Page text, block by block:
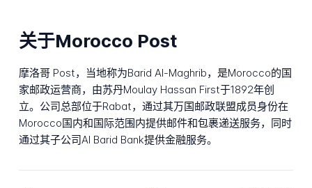
关于Morocco Post
摩洛哥 Post，当地称为Barid Al-Maghrib，是Morocco的国
家邮政运营商，由苏丹Moulay Hassan First于1892年创
立。公司总部位于Rabat，通过其万国邮政联盟成员身份在
Morocco国内和国际范围内提供邮件和包裹递送服务，同时
通过其子公司Al Barid Bank提供金融服务。